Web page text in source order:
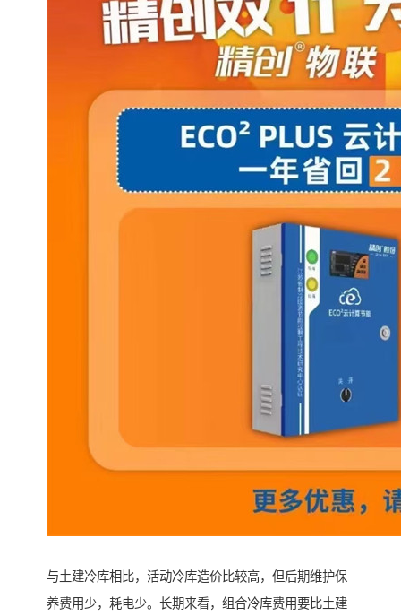
与土建冷库相比，活动冷库造价比较高，但后期维护保
养费用少，耗电少。长期来看，组合冷库费用要比土建